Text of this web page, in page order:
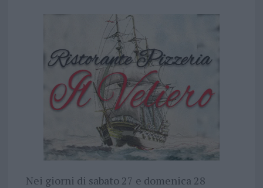
Nei giorni di sabato 27 e domenica 28